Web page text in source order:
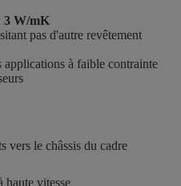
3 W/mK
pas d'autre revêtement
à faible contrainte
vers le châssis du cadre
haute vitesse